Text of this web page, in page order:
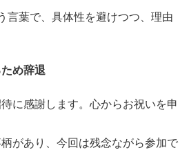
言葉で、具体性を避けつつ、理由
め辞退
に感謝します。心からお祝いを申
があり、今回は残念ながら参加で